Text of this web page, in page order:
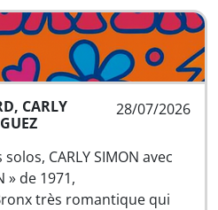
28/07/2026
CARLY
CARLY SIMON avec
» de 1971,
très romantique qui